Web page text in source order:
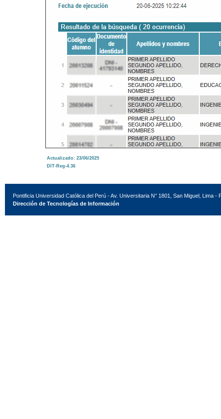
Actualizado: 23/06/2025
DIT-Reg-4.36
Pontificia Universidad Católica del Perú - Av. Universitaria N° 1801, San Miguel, Lima -
Dirección de Tecnologías de Información